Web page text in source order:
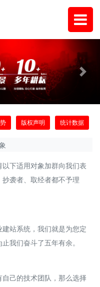
Next
版权声明 统计数据
下适用对象加群向我们表
袭者、取经者都不予理
站系统，我们就是为您定
我们奋斗了五年有余。
己的技术团队，那么选择